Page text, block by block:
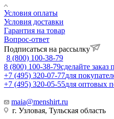
Условия оплаты
Условия доставки
Гарантия на товар
Вопрос-ответ
Подписаться на рассылку
8 (800) 100-38-79
8 (800) 100-38-79сделайте заказ
+7 (495) 320-07-77для
+7 (495) 320-05-55для оптовых
maia@menshirt.ru
г. Узловая, Тульская область